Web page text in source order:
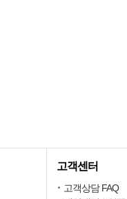
고객센터
고객상담 FAQ